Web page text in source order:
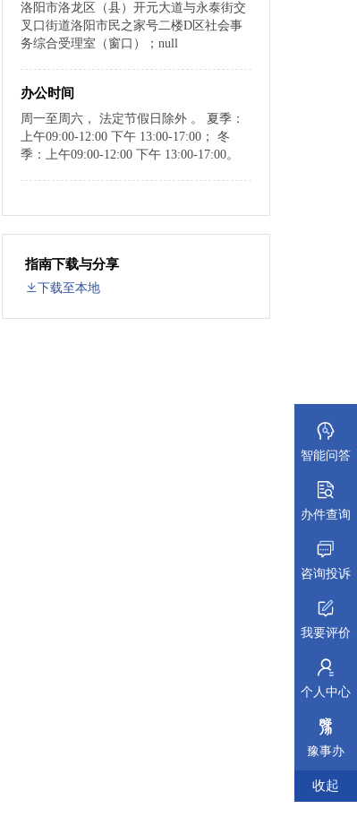
材料依据
洛阳市洛龙区（县）开元大道与永泰街交
叉口街道洛阳市民之家号二楼D区社会事
务综合受理室（窗口）；null
办公时间
周一至周六， 法定节假日除外 。 夏季：
上午09:00-12:00 下午 13:00-17:00； 冬
季：上午09:00-12:00 下午 13:00-17:00。
指南下载与分享
下载至本地
智能问答
办件查询
咨询投诉
我要评价
个人中心
豫事办
收起